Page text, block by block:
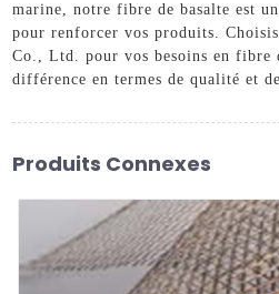
marine, notre fibre de basalte est
pour renforcer vos produits.
Co., Ltd. pour vos besoins en fibre
différence en termes de qualité et
Produits Connexes